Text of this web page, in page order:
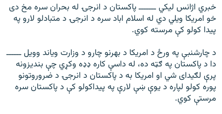
خبري اژانس لیکي ـــــــ پاکستان د انرجۍ له بحران سره مخ دی
خو امریکا ویلي دي له اسلام اباد سره د انرجۍ د متبادلو لارو په
پیدا کولو کې مرسته کوي.
د چارشنبې په ورځ د امریکا د بهرنو چارو د وزارت ویاند وویل ــــــ
دا د پاکستان په ګټه ده، له داسې کاره ډډه وکړي چې بندیزونه
پرې لګیدای شي او امریکا به د پاکستان د انرجۍ د ضروروتونو
پوره کولو لپاره د یوې ښې لارې په پیداکولو کې د پاکستان سره
مرستې کوي.